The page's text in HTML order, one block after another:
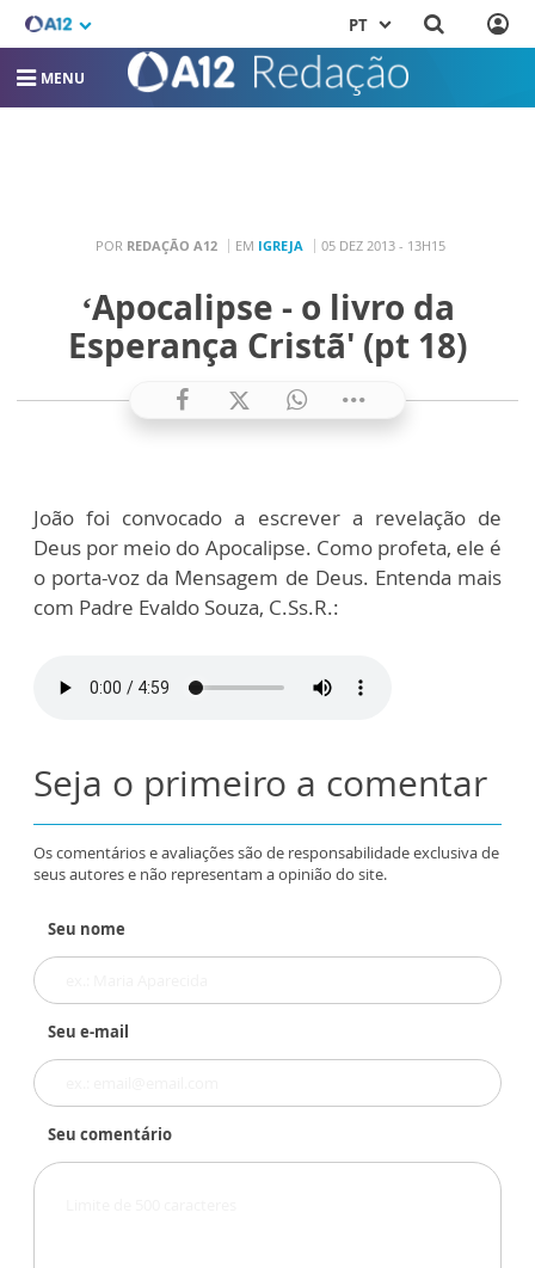
PT
MENU
POR REDAÇÃO A12 EM IGREJA 05 DEZ 2013 - 13H15
‘Apocalipse - o livro da
Esperança Cristã' (pt 18)
João foi convocado a escrever a revelação de
Deus por meio do Apocalipse. Como profeta, ele é
o porta-voz da Mensagem de Deus. Entenda mais
com Padre Evaldo Souza, C.Ss.R.:
Seja o primeiro a comentar
Os comentários e avaliações são de responsabilidade exclusiva de
seus autores e não representam a opinião do site.
Seu nome
Seu e-mail
Seu comentário